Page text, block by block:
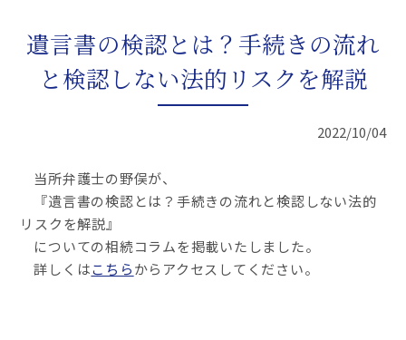
遺言書の検認とは？手続きの流れ
と検認しない法的リスクを解説
2022/10/04
当所弁護士の野俣が、
『遺言書の検認とは？手続きの流れと検認しない法的
リスクを解説』
についての相続コラムを掲載いたしました。
詳しくはこちらからアクセスしてください。